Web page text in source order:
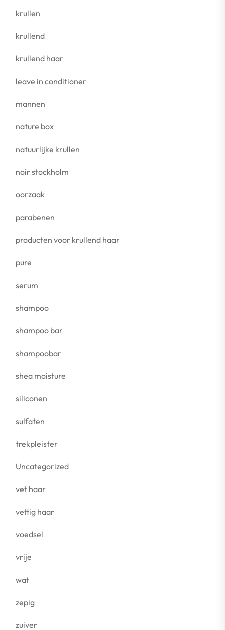
krullen
krullend
krullend haar
leave in conditioner
mannen
nature box
natuurlijke krullen
noir stockholm
oorzaak
parabenen
producten voor krullend haar
pure
serum
shampoo
shampoo bar
shampoobar
shea moisture
siliconen
sulfaten
trekpleister
Uncategorized
vet haar
vettig haar
voedsel
vrije
wat
zepig
zuiver